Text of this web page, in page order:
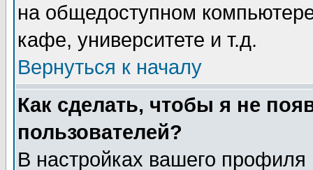
на общедоступном
кафе, университете и т.д.
Вернуться к началу
Как сделать, чтобы я не
пользователей?
В настройках вашего